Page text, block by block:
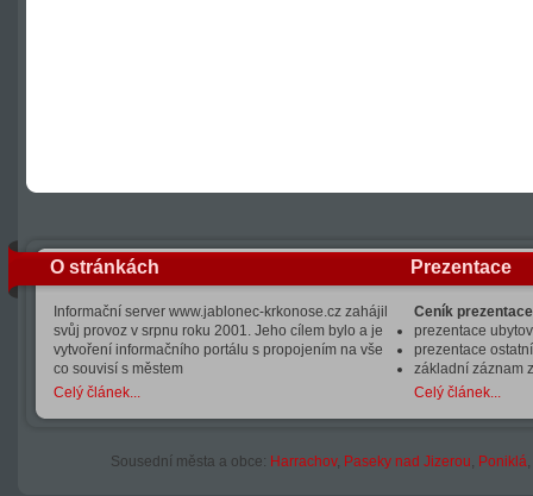
O stránkách
Informační server www.jablonec-krkonose.cz zahájil
svůj provoz v srpnu roku 2001. Jeho cílem bylo a je
vytvoření informačního portálu s propojením na vše
co souvisí s městem
Celý článek...
Prezentace
Ceník
prezentace
prezentace
základní záznam
Celý článek...
Sousední města a obce: Harrachov, Paseky nad Jizerou, Poniklá,